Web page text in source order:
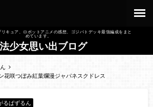
キュア、ロボットアニメの感想、ゴジバトデッキ最強編成をまと
めています。
少女思い出ブログ
花咲つぼみ紅葉爛漫ジャパネスクドレス
るぱずるん